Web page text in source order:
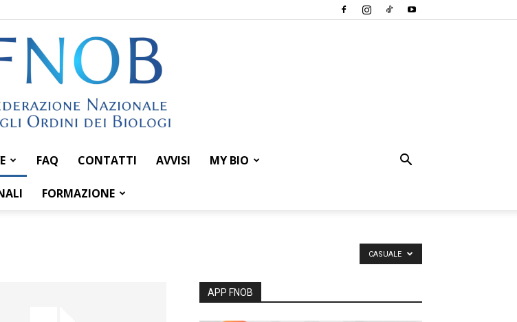
Federazione
FAQ CONTATTI AVVISI MY BIO
FORMAZIONE
CASUALE
APP FNOB